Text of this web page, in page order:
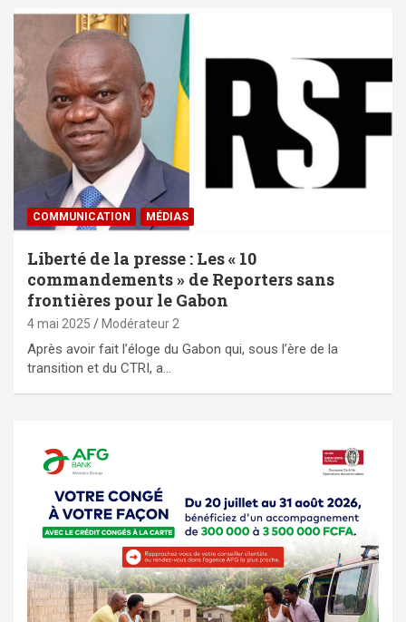
COMMUNICATION MÉDIAS
Liberté de la presse : Les « 10
commandements » de Reporters sans
frontières pour le Gabon
4 mai 2025 Modérateur 2
Après avoir fait l’éloge du Gabon qui, sous l’ère de la
transition et du CTRI, a…